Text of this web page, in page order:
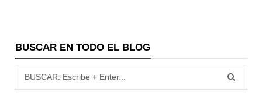
BUSCAR EN TODO EL BLOG